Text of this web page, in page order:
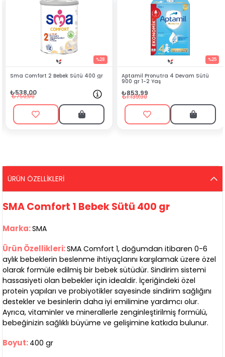
gr Aptamil Pronutra 4 Devam Sütü
₺853,99
₺1.139,90
Hipp 2 Organik Combiotik
Sütü 350 gr
₺496,99
₺609,90
ÜRÜN ÖZELLIKLERI
SMA Comfort 1 Bebek Sütü 400 gr
Marka:SMA
Ürün Özellikleri:SMA Comfort 1, doğumdan itibaren 0-6
aylık bebeklerin beslenme ihtiyaçlarını karşılamak üzere özel
olarak formüle edilmiş bir bebek sütüdür. Sindirim sistemi
hassasiyeti olan bebekler için idealdir. İçeriğindeki özel
protein yapıları ve probiyotikler sayesinde sindirim sağlığını
destekler ve besinlerin daha iyi emilimine yardımcı olur.
Ayrıca, vitaminler ve minerallerle zenginleştirilmiş formülü,
bebeğinizin sağlıklı büyüme ve gelişimine katkıda bulunur.
Boyut: 400 gr